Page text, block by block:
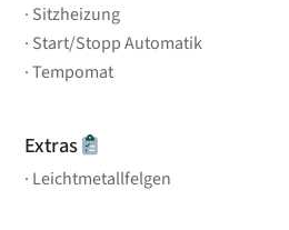
Sitzheizung
Start/Stopp Automatik
Tempomat
Extras
Leichtmetallfelgen